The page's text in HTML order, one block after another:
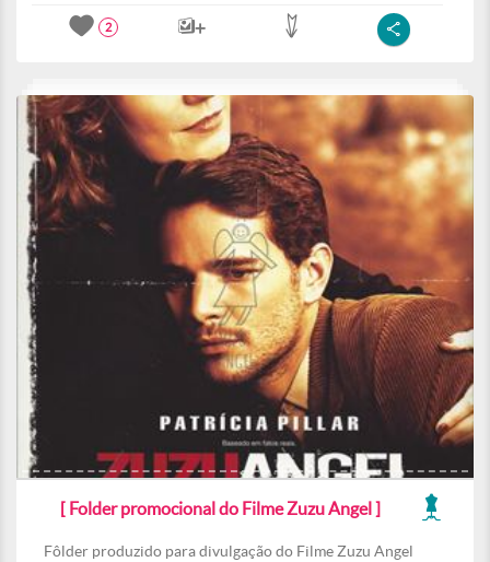
2
[ Folder promocional do Filme Zuzu Angel ]
Fôlder produzido para divulgação do Filme Zuzu Angel